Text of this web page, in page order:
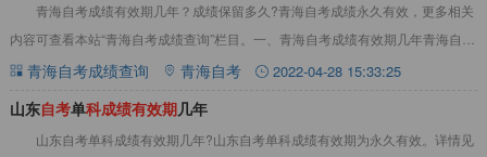
青海自考成绩有效期几年？成绩保留多久?青海自考成绩永久有效，更多相关
内容可查看本站“青海自考成绩查询”栏目。一、青海自考成绩有效期几年青海自考
成绩永久有效，考生把自己考试的科目考到
青海自考成绩查询 青海自考 2022-04-28 15:33:25
山东自考单科成绩有效期几年
山东自考单科成绩有效期几年?山东自考单科成绩有效期为永久有效。详情见